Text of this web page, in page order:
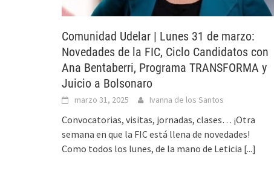
Comunidad Udelar | Lunes 31 de marzo:
Novedades de la FIC, Ciclo Candidatos con
Ana Bentaberri, Programa TRANSFORMA y
Juicio a Bolsonaro
marzo 31, 2025 Ivanna de los Santos
Convocatorias, visitas, jornadas, clases… ¡Otra
semana en que la FIC está llena de novedades!
Como todos los lunes, de la mano de Leticia [...]